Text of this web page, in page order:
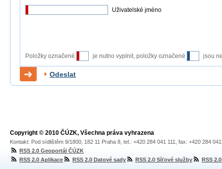
Uživatelské jméno
Položky označené je nutno vyplnit, položky označené jsou
Odeslat
Copyright © 2010 ČÚZK, Všechna práva vyhrazena
Kontakt: Pod sídlištěm 9/1800, 182 11 Praha 8, tel.: +420 284 041 111, fax: +420 284
RSS 2.0 Geoportál ČÚZK
RSS 2.0 Aplikace
RSS 2.0 Datové sady RSS 2.0 Síťové služby RSS